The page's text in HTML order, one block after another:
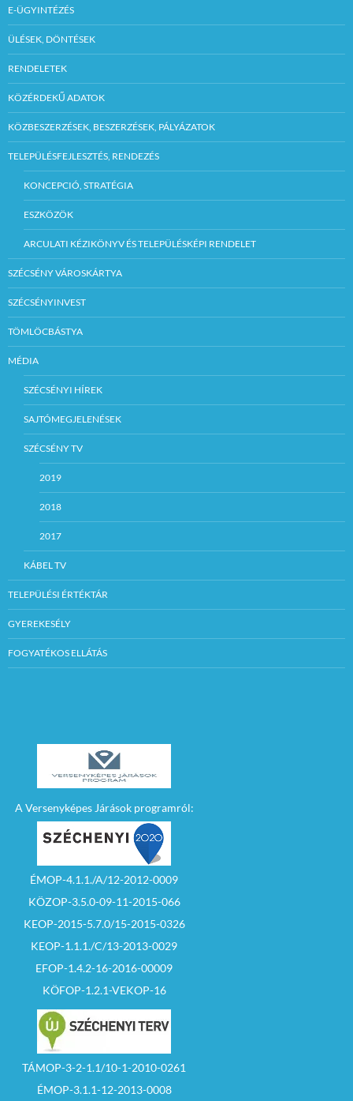
E-ÜGYINTÉZÉS
ÜLÉSEK, DÖNTÉSEK
RENDELETEK
KÖZÉRDEKŰ ADATOK
KÖZBESZERZÉSEK, BESZERZÉSEK, PÁLYÁZATOK
TELEPÜLÉSFEJLESZTÉS, RENDEZÉS
KONCEPCIÓ, STRATÉGIA
ESZKÖZÖK
ARCULATI KÉZIKÖNYV ÉS TELEPÜLÉSKÉPI RENDELET
SZÉCSÉNY VÁROSKÁRTYA
SZÉCSÉNYINVEST
TÖMLÖCBÁSTYA
MÉDIA
SZÉCSÉNYI HÍREK
SAJTÓMEGJELENÉSEK
SZÉCSÉNY TV
2019
2018
2017
KÁBEL TV
TELEPÜLÉSI ÉRTÉKTÁR
GYEREKESÉLY
FOGYATÉKOS ELLÁTÁS
A Versenyképes Járások programról:
ÉMOP-4.1.1./A/12-2012-0009
KÖZOP-3.5.0-09-11-2015-066
KEOP-2015-5.7.0/15-2015-0326
KEOP-1.1.1./C/13-2013-0029
EFOP-1.4.2-16-2016-00009
KÖFOP-1.2.1-VEKOP-16
TÁMOP-3-2-1.1/10-1-2010-0261
ÉMOP-3.1.1-12-2013-0008